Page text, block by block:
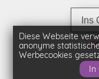
Ins
Diese Webseite
anonyme
Werbecookies
In